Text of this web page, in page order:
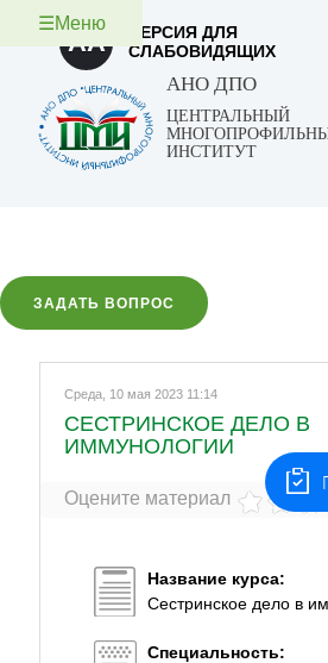
☰Меню
AA
ВЕРСИЯ ДЛЯ
СЛАБОВИДЯЩИХ
АНО ДПО
ЦЕНТРАЛЬНЫЙ
ИНСТИТУТ
ЗАДАТЬ ВОПРОС
Среда, 10 мая 2023 11:14
СЕСТРИНСКОЕ ДЕЛО В
ИММУНОЛОГИИ
Оцените материал
Название курса:
Сестринское дело в
Специальность: